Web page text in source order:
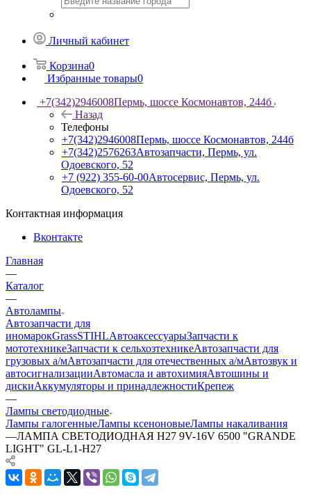
Личный кабинет
Корзина0
Избранные товары0
+7(342)2946008Пермь, шоссе Космонавтов, 244б
Назад
Телефоны
+7(342)2946008Пермь, шоссе Космонавтов, 244б
+7(342)2576263Автозапчасти, Пермь, ул.
Одоевского, 52
+7 (922) 355-60-00Автосервис, Пермь, ул.
Одоевского, 52
Контактная информация
Вконтакте
Главная
—
Каталог
—
Автолампы
Автозапчасти для
иномарокGrassSTIHLАвтоаксессуарыЗапчасти к
мототехникеЗапчасти к сельхозтехникеАвтозапчасти для
грузовых а/мАвтозапчасти для отечественных а/мАвтозвук и
автосигнализацииАвтомасла и автохимияАвтошины и
дискиАккумуляторы и принадлежностиКрепеж
—
Лампы светодиодные
Лампы галогенныеЛампы ксеноновыеЛампы накаливания
—ЛАМПА СВЕТОДИОДНАЯ H27 9V-16V 6500 "GRANDE
LIGHT" GL-L1-H27